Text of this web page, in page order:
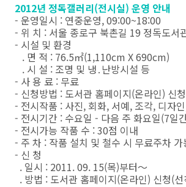
2012년 정독갤러리(전시실) 운영 안내
- 운영일시 : 연중운영, 09:00~18:00
- 위 치 : 서울 종로구 북촌길 19 정독도서
- 시설 및 환경
. 면 적 : 76.5㎡(1,110cm X 690cm)
. 시 설 : 조명 및 냉․난방시설 등
- 사 용 료 : 무료
- 신청방법 : 도서관 홈페이지(온라인) 신청
- 전시작품 : 사진, 회화, 서예, 조각, 디자
- 전시기간 : 수요일 - 다음 주 화요일(7일
- 전시가능 작품 수 : 30점 이내
- 주 차 : 작품 설치 및 철수 시 무료주차 가
- 신 청
. 일시 : 2011. 09. 15(목)부터～
. 방법 : 도서관 홈페이지(온라인) 신청(